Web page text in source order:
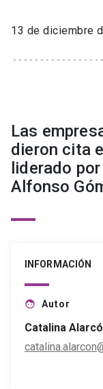
13 de diciembre
Las
dieron cita
liderado
Alfonso
INFORMACIÓN
face Autor
Catalina